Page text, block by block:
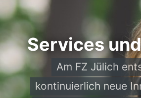
Services
Am FZ Jülich
kontinuierlich neue